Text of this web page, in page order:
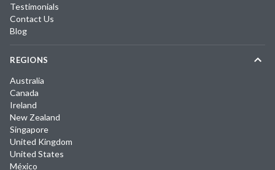
Testimonials
Contact Us
Blog
REGIONS
Australia
Canada
Ireland
New Zealand
Singapore
United Kingdom
United States
México